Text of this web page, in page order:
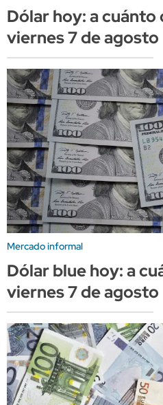
Dólar hoy: a cuánto
viernes 7 de agosto
Mercado informal
Dólar blue hoy: a
viernes 7 de agosto